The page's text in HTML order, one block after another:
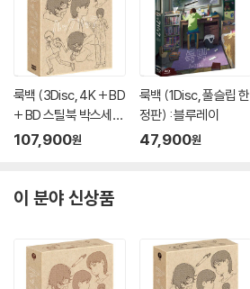
룩백 (3Disc, 4K + BD
+ BD 스틸북 박스세트
한정판) : 블루레이
107,900원
룩백 (1Disc, 풀슬립 한
정판) : 블루레이
47,900원
이 분야 신상품